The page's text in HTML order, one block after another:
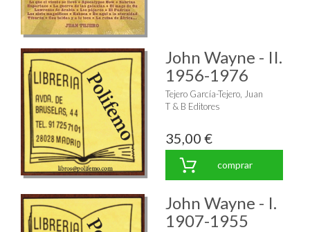
John Wayne - II.
1956-1976
Tejero García-Tejero, Juan
T & B Editores
35,00 €
comprar
John Wayne - I.
1907-1955